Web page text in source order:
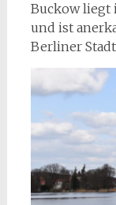
Buckow liegt
und ist
Berliner